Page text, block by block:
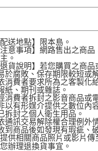
配送地點】限本島。
注意事項】網路售出之商
。
退貨說明】若您購買之商
於腐敗、保存期限較短或
消費者要求所為之客製化
紙、期刊或雜誌。
消費者拆封之影音商品或
以有形媒介提供之數位內
拆封之個人衛生用品。
通訊交易解除權合理例外
到商品後如發現有瑕疵、
供相關商品照片或影片傳
辦理退換貨事宜。